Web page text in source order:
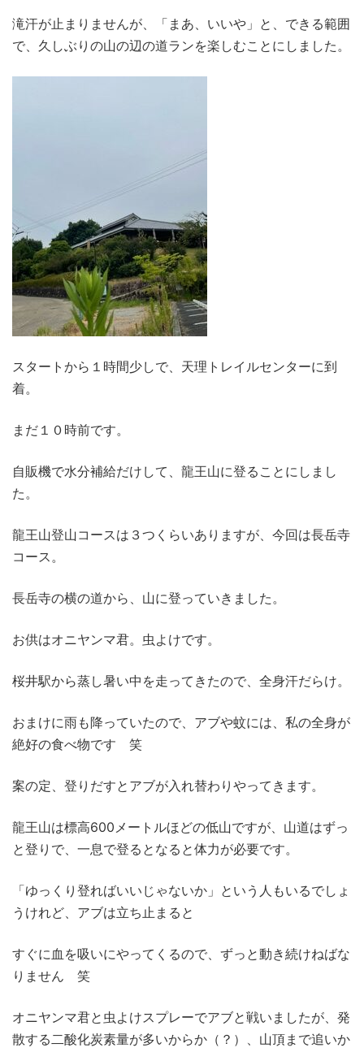
滝汗が止まりませんが、「まあ、いいや」と、できる範囲
で、久しぶりの山の辺の道ランを楽しむことにしました。
スタートから１時間少しで、天理トレイルセンターに到
着。
まだ１０時前です。
自販機で水分補給だけして、龍王山に登ることにしまし
た。
龍王山登山コースは３つくらいありますが、今回は長岳寺
コース。
長岳寺の横の道から、山に登っていきました。
お供はオニヤンマ君。虫よけです。
桜井駅から蒸し暑い中を走ってきたので、全身汗だらけ。
おまけに雨も降っていたので、アブや蚊には、私の全身が
絶好の食べ物です 笑
案の定、登りだすとアブが入れ替わりやってきます。
龍王山は標高600メートルほどの低山ですが、山道はずっ
と登りで、一息で登るとなると体力が必要です。
「ゆっくり登ればいいじゃないか」という人もいるでしょ
うけれど、アブは立ち止まると
すぐに血を吸いにやってくるので、ずっと動き続けねばな
りません 笑
オニヤンマ君と虫よけスプレーでアブと戦いましたが、発
散する二酸化炭素量が多いからか（？）、山頂まで追いか